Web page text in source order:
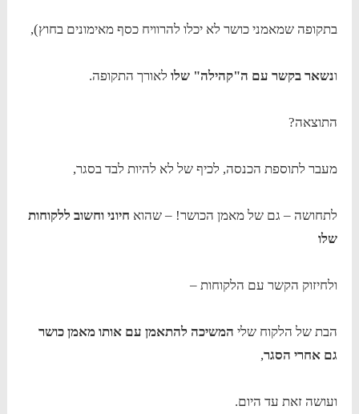
בתקופה שמאמני כושר לא יכלו להרוויח כסף מאימונים בחוץ),
ונשאר בקשר עם ה"קהילה" שלו לאורך התקופה.
התוצאה?
מעבר לתוספת הכנסה, לכיף של לא להיות לבד בסגר,
לתחושה – גם של מאמן הכושר! – שהוא חיוני וחשוב ללקוחות
שלו
ולחיזוק הקשר עם הלקוחות –
הבת של הלקוח שלי המשיכה להתאמן עם אותו מאמן כושר
גם אחרי הסגר,
ועושה זאת עד היום.